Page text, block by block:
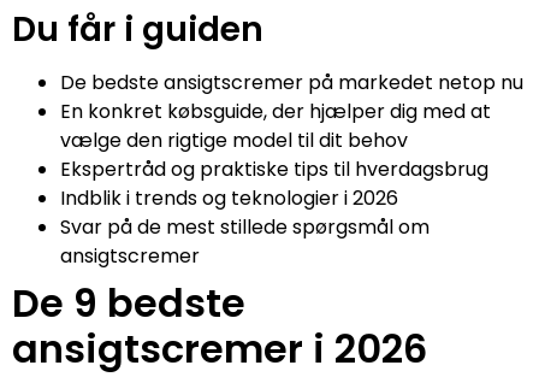
Du får i guiden
De bedste ansigtscremer på markedet netop nu
En konkret købsguide, der hjælper dig med at
vælge den rigtige model til dit behov
Ekspertråd og praktiske tips til hverdagsbrug
Indblik i trends og teknologier i 2026
Svar på de mest stillede spørgsmål om
ansigtscremer
De 9 bedste
ansigtscremer i 2026